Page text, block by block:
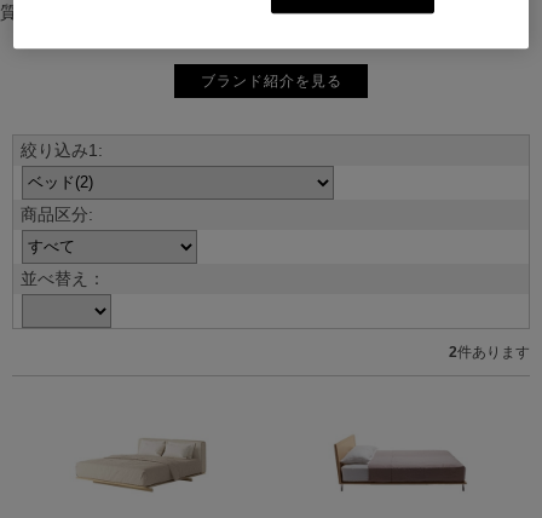
質な暮らしを届けます。
ブランド紹介を見る
並べ替え：
2件あります